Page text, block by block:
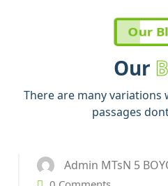
Our
Our
There are many
passages
Admin MTsN 5